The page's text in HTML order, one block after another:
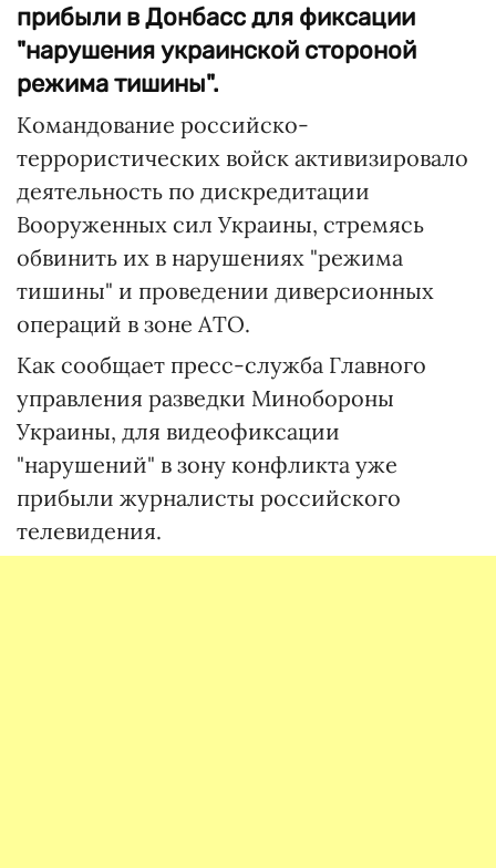
прибыли в Донбасс для фиксации
"нарушения украинской стороной
режима тишины".
Командование российско-
террористических войск активизировало
деятельность по дискредитации
Вооруженных сил Украины, стремясь
обвинить их в нарушениях "режима
тишины" и проведении диверсионных
операций в зоне АТО.
Как сообщает пресс-служба Главного
управления разведки Минобороны
Украины, для видеофиксации
"нарушений" в зону конфликта уже
прибыли журналисты российского
телевидения.